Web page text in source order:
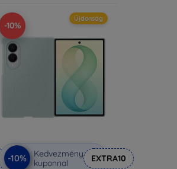
-10%
Újdonság
-10%
Kedvezmény
kuponnal
EXTRA10